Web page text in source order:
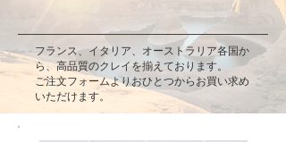
フランス、イタリア、オーストラリア各国か
ら、高品質のクレイを揃えております。
ご注文フォームよりおひとつからお買い求め
いただけます。